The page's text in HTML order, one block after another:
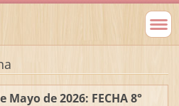
Mayo de 2026: FECHA 8°